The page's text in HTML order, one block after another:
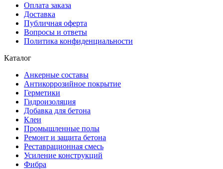
Оплата заказа
Доставка
Публичная оферта
Вопросы и ответы
Политика конфиденциальности
Каталог
Анкерные составы
Антикоррозийное покрытие
Герметики
Гидроизоляция
Добавка для бетона
Клеи
Промышленные полы
Ремонт и защита бетона
Реставрационная смесь
Усиление конструкций
Фибра